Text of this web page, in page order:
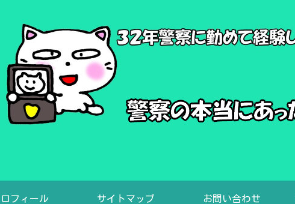
フィール サイトマップ お問い合わせ